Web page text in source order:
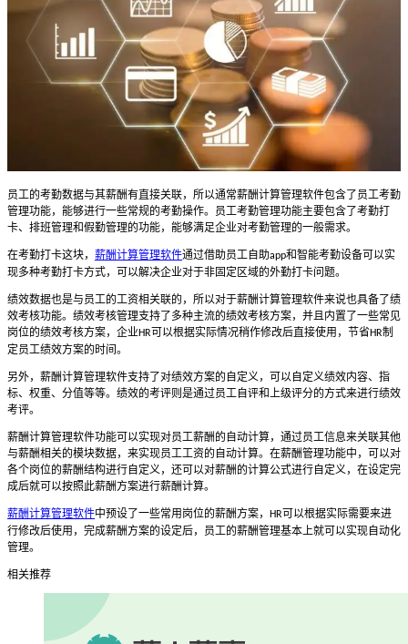
员工的考勤数据与其薪酬有直接关联，所以通常薪酬计算管理软件包含了员工考勤
管理功能，能够进行一些常规的考勤操作。员工考勤管理功能主要包含了考勤打
卡、排班管理和假勤管理的功能，能够满足企业对考勤管理的一般需求。
在考勤打卡这块， 薪酬计算管理软件通过借助员工自助app和智能考勤设备可以实
现多种考勤打卡方式，可以解决企业对于非固定区域的外勤打卡问题。
绩效数据也是与员工的工资相关联的，所以对于薪酬计算管理软件来说也具备了绩
效考核功能。绩效考核管理支持了多种主流的绩效考核方案，并且内置了一些常见
岗位的绩效考核方案，企业HR可以根据实际情况稍作修改后直接使用，节省HR制
定员工绩效方案的时间。
另外，薪酬计算管理软件支持了对绩效方案的自定义，可以自定义绩效内容、指
标、权重、分值等等。绩效的考评则是通过员工自评和上级评分的方式来进行绩效
考评。
薪酬计算管理软件功能可以实现对员工薪酬的自动计算，通过员工信息来关联其他
与薪酬相关的模块数据，来实现员工工资的自动计算。在薪酬管理功能中，可以对
各个岗位的薪酬结构进行自定义，还可以对薪酬的计算公式进行自定义，在设定完
成后就可以按照此薪酬方案进行薪酬计算。
薪酬计算管理软件中预设了一些常用岗位的薪酬方案， HR可以根据实际需要来进
行修改后使用，完成薪酬方案的设定后，员工的薪酬管理基本上就可以实现自动化
管理。
相关推荐